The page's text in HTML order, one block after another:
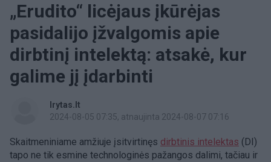
„Erudito“ licėjaus įkūrėjas
pasidalijo įžvalgomis apie
dirbtinį intelektą: atsakė, kur
galime jį įdarbinti
lrytas.lt
2024-08-05 07:35, atnaujinta 2024-08-07 07:16
Skaitmeniniame amžiuje įsitvirtinęs dirbtinis intelektas (DI)
tapo ne tik esmine technologinės pažangos dalimi, tačiau ir